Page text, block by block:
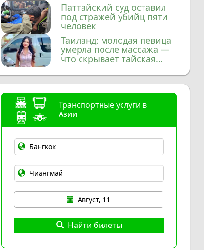
Паттайский суд оставил
под стражей убийц пяти
человек
Таиланд: молодая певица
умерла после массажа —
что скрывает тайская
медицина?
Транспортные услуги в
Азии
Август, 11
Найти билеты